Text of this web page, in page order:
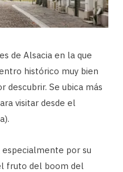
de Alsacia en la que
histórico muy bien
descubrir. Se ubica más
visitar desde el
especialmente por su
fruto del boom del